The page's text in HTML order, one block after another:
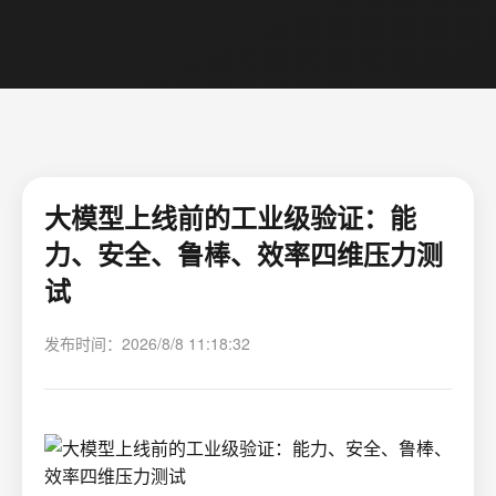
大模型上线前的工业级验证：能
力、安全、鲁棒、效率四维压力测
试
发布时间：2026/8/8 11:18:32